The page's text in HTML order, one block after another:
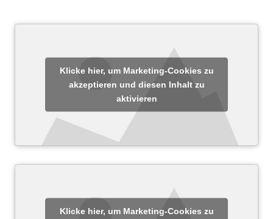
Klicke hier, um Marketing-Cookies zu
akzeptieren und diesen Inhalt zu
aktivieren
Klicke hier, um Marketing-Cookies zu